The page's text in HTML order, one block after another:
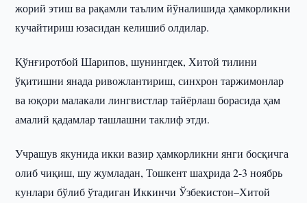
жорий этиш ва рақамли таълим йўналишида ҳамкорликни
кучайтириш юзасидан келишиб олдилар.
Қўнғиротбой Шарипов, шунингдек, Хитой тилини
ўқитишни янада ривожлантириш, синхрон таржимонлар
ва юқори малакали лингвистлар тайёрлаш борасида ҳам
амалий қадамлар ташлашни таклиф этди.
Учрашув якунида икки вазир ҳамкорликни янги босқичга
олиб чиқиш, шу жумладан, Тошкент шаҳрида 2-3 ноябрь
кунлари бўлиб ўтадиган Иккинчи Ўзбекистон–Хитой